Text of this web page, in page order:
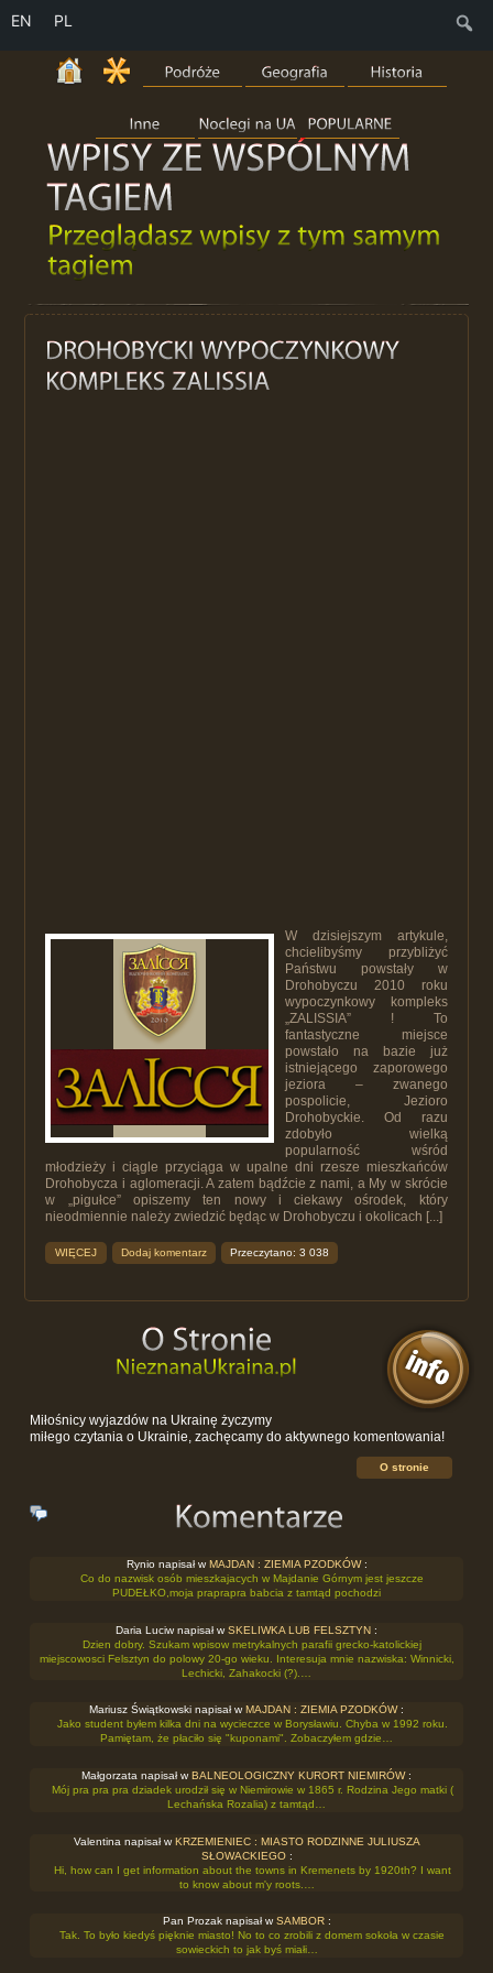
W dzisiejszym artykule,
chcielibyśmy przybliżyć
Państwu powstały w
Drohobyczu 2010 roku
wypoczynkowy kompleks
„ZALISSIA” ! To
fantastyczne miejsce
powstało na bazie już
istniejącego zaporowego
jeziora – zwanego
pospolicie, Jezioro
Drohobyckie. Od razu
zdobyło wielką
popularność wśród
młodzieży i ciągle przyciąga w upalne dni rzesze mieszkańców
Drohobycza i aglomeracji. A zatem bądźcie z nami, a My w skrócie
w „pigułce” opiszemy ten nowy i ciekawy ośrodek, który
nieodmiennie należy zwiedzić będąc w Drohobyczu i okolicach [...]
WIĘCEJ Dodaj komentarz Przeczytano: 3 038
Miłośnicy wyjazdów na Ukrainę życzymy
miłego czytania o Ukrainie, zachęcamy do aktywnego komentowania!
O stronie
Rynio napisał w MAJDAN : ZIEMIA PZODKÓW:
Co do nazwisk osób mieszkajacych w Majdanie Górnym jest jeszcze
PUDEŁKO,moja praprapra babcia z tamtąd pochodzi
Daria Luciw napisał w SKELIWKA LUB FELSZTYN :
Dzien dobry. Szukam wpisow metrykalnych parafii grecko-katolickiej
miejscowosci Felsztyn do polowy 20-go wieku. Interesuja mnie nazwiska: Winnicki,
Lechicki, Zahakocki (?).…
Mariusz Świątkowski napisał w MAJDAN : ZIEMIA PZODKÓW:
Jako student byłem kilka dni na wycieczce w Borysławiu. Chyba w 1992 roku.
Pamiętam, że płaciło się "kuponami". Zobaczyłem gdzie…
Małgorzata napisał w BALNEOLOGICZNY KURORT NIEMIRÓW:
Mój pra pra pra dziadek urodził się w Niemirowie w 1865 r. Rodzina Jego matki (
Lechańska Rozalia) z tamtąd…
Valentina napisał w KRZEMIENIEC : MIASTO RODZINNE JULIUSZA
SŁOWACKIEGO:
Hi, how can I get information about the towns in Kremenets by 1920th? I want
to know about m'y roots.…
Pan Prozak napisał w SAMBOR:
Tak. To było kiedyś pięknie miasto! No to co zrobili z domem sokoła w czasie
sowieckich to jak byś miałi…
EN PL